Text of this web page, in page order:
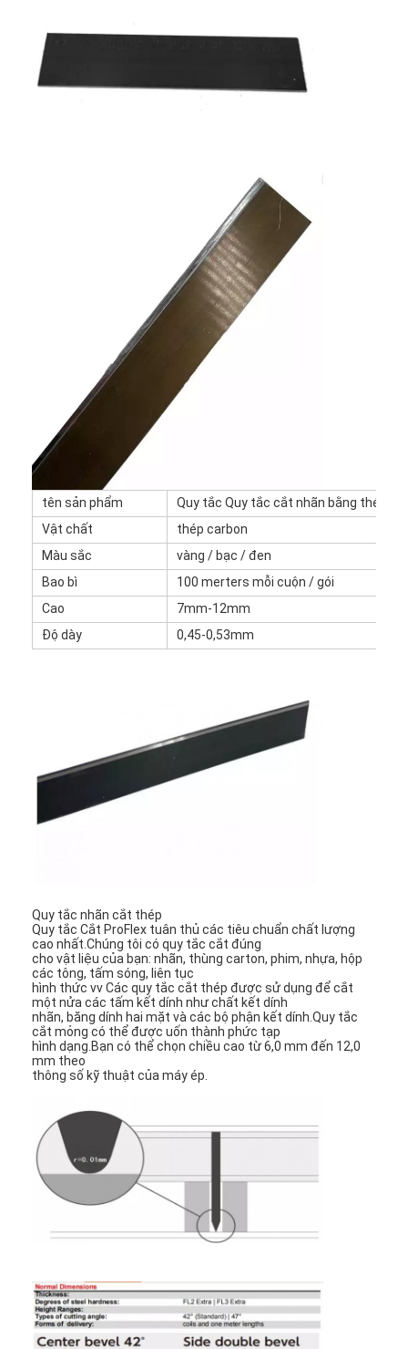
Nhà
Các sản phẩm
Video
Về chúng tôi
Tham quan nhà máy
Kiểm soát chất lượng
Các trường hợp
Die cắt tiêu hao
Die cắt Thiết bị
Máy tự động Bender
Máy ép công nghiệp
Sách Making Machine
Máy đóng gói tự động
Máy in tự động
Thiết bị báo bài viết
Thiết bị báo trước
Laser Marking Machine
tên sản phẩm
Quy tắc Quy tắc cắt nhãn bằng thép Die
Vật chất
thép carbon
Màu sắc
vàng / bạc / đen
Bao bì
100 merters mỗi cuộn / gói
Cao
7mm-12mm
Độ dày
0,45-0,53mm
Quy tắc nhãn cắt thép
Quy tắc Cắt ProFlex tuân thủ các tiêu chuẩn chất lượng
cao nhất.Chúng tôi có quy tắc cắt đúng
cho vật liệu của bạn: nhãn, thùng carton, phim, nhựa, hộp
các tông, tấm sóng, liên tục
hình thức vv Các quy tắc cắt thép được sử dụng để cắt
một nửa các tấm kết dính như chất kết dính
nhãn, băng dính hai mặt và các bộ phận kết dính.Quy tắc
cắt mỏng có thể được uốn thành phức tạp
hình dạng.Bạn có thể chọn chiều cao từ 6,0 mm đến 12,0
mm theo
thông số kỹ thuật của máy ép.